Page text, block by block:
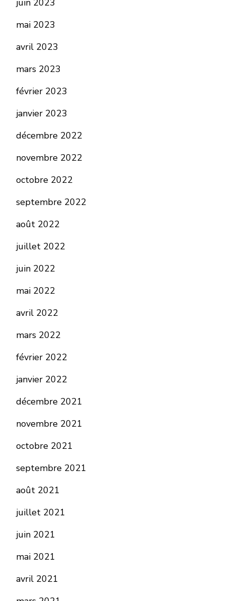
mai 2023
avril 2023
mars 2023
février 2023
janvier 2023
décembre 2022
novembre 2022
octobre 2022
septembre 2022
août 2022
juillet 2022
juin 2022
mai 2022
avril 2022
mars 2022
février 2022
janvier 2022
décembre 2021
novembre 2021
octobre 2021
septembre 2021
août 2021
juillet 2021
juin 2021
mai 2021
avril 2021